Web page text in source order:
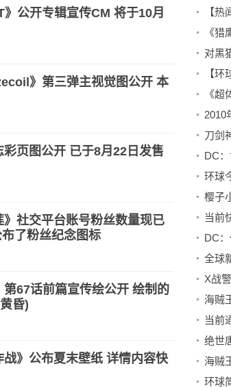
公开专辑宣传CM 将于10月
》第三弹主视觉图公开 本
页图公开 已于8月22日发售
社交平台账号粉丝数量现已
了粉丝纪念图标
67话前篇宣传绘公开 绘制的
昏)
》公布夏末壁纸 详情内容快
《
X战
环球